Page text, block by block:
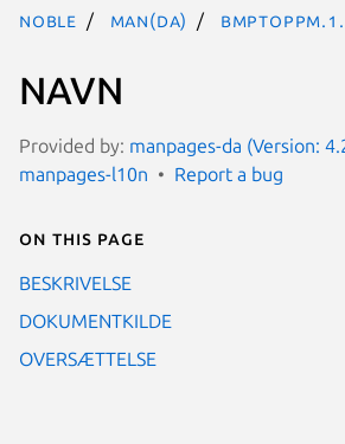
noble man(da)
NAVN
Provided by: manpages-da (Version:
manpages-l10n
Report a bug
On this page
BESKRIVELSE
DOKUMENTKILDE
OVERSÆTTELSE